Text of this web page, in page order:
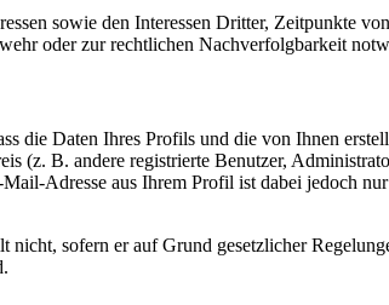
sowie den Interessen Dritter, Zeitpunkte
oder zur rechtlichen Nachverfolgbarkeit
die Daten Ihres Profils und die von Ihnen
(z. B. andere registrierte Benutzer,
Adresse aus Ihrem Profil ist dabei jedoch
sofern er auf Grund gesetzlicher